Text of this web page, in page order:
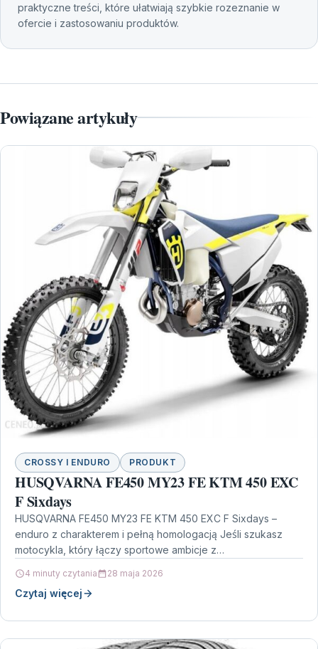
praktyczne treści, które ułatwiają szybkie rozeznanie w
ofercie i zastosowaniu produktów.
Powiązane artykuły
CROSSY I ENDURO PRODUKT
HUSQVARNA FE450 MY23 FE KTM 450 EXC
F Sixdays
HUSQVARNA FE450 MY23 FE KTM 450 EXC F Sixdays –
enduro z charakterem i pełną homologacją Jeśli szukasz
motocykla, który łączy sportowe ambicje z…
4 minuty czytania 28 maja 2026
Czytaj więcej